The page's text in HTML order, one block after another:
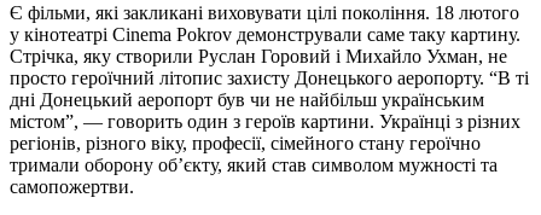
Є фільми, які закликані виховувати цілі покоління. 18 лютого
у кінотеатрі Cinema Pokrov демонстрували саме таку картину.
Стрічка, яку створили Руслан Горовий і Михайло Ухман, не
просто героїчний літопис захисту Донецького аеропорту. “В ті
дні Донецький аеропорт був чи не найбільш українським
містом”, — говорить один з героїв картини. Українці з різних
регіонів, різного віку, професії, сімейного стану героїчно
тримали оборону об’єкту, який став символом мужності та
самопожертви.